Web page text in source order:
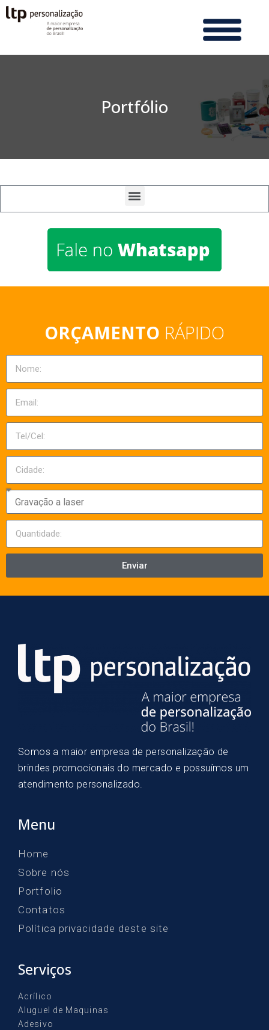
Portfólio
ORÇAMENTO RÁPIDO
Enviar
Somos a maior empresa de personalização de
brindes promocionais do mercado e possuímos um
atendimento personalizado.
Menu
Home
Sobre nós
Portfolio
Contatos
Política privacidade deste site
Serviços
Acrílico
Aluguel de Maquinas
Adesivo